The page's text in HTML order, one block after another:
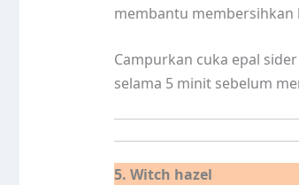
membantu membersihkan
Campurkan cuka epal
selama 5 minit sebelum
5. Witch hazel